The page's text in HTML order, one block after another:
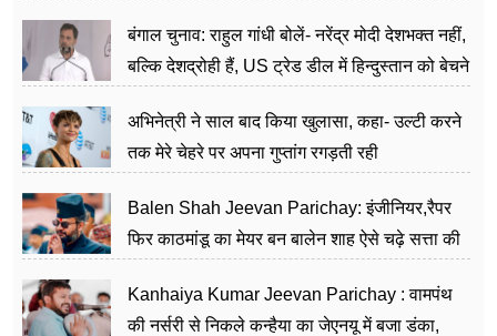
बंगाल चुनाव: राहुल गांधी बोलें- नरेंद्र मोदी देशभक्त नहीं,
बल्कि देशद्रोही हैं, US ट्रेड डील में हिन्दुस्तान को बेचने
अभिनेत्री ने साल बाद किया खुलासा, कहा- उल्टी करने
तक मेरे चेहरे पर अपना गुप्तांग रगड़ती रही
Balen Shah Jeevan Parichay: इंजीनियर,रैपर
फिर काठमांडू का मेयर बन बालेन शाह ऐसे चढ़े सत्ता की
Kanhaiya Kumar Jeevan Parichay : वामपंथ
की नर्सरी से निकले कन्हैया का जेएनयू में बजा डंका,